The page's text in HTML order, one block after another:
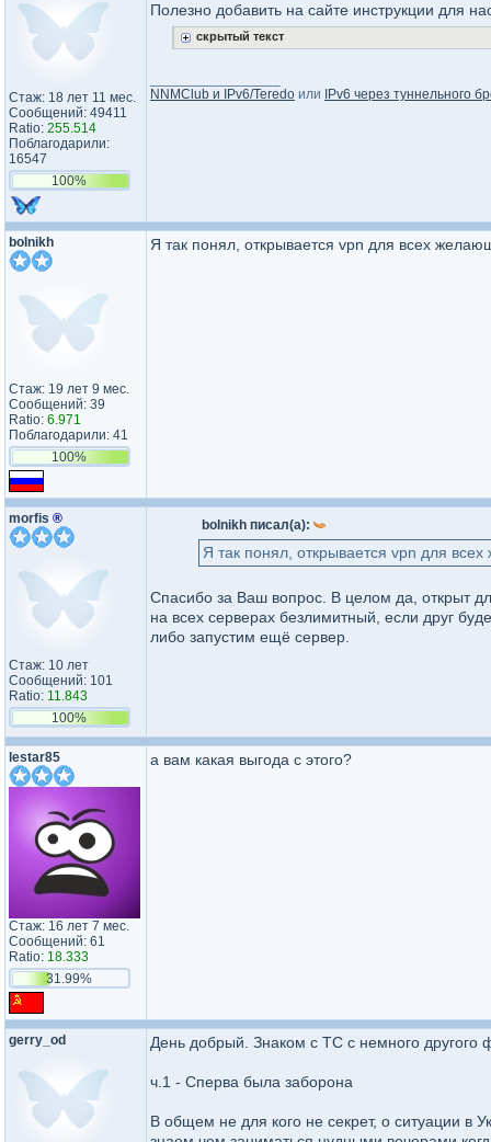
Стаж: 18 лет 11 мес.
Сообщений: 49411
Ratio: 255.514
Поблагодарили:
16547
100%
Полезно добавить на сайте инструкции для
скрытый текст
NNMClub и IPv6/Teredo или IPv6 через туннельного
bolnikh
Стаж: 19 лет 9 мес.
Сообщений: 39
Ratio: 6.971
Поблагодарили: 41
100%
Я так понял, открывается vpn для всех
morfis ®
Стаж: 10 лет
Сообщений: 101
Ratio: 11.843
100%
bolnikh писал(а):
Я так понял, открывается vpn для
Спасибо за Ваш вопрос. В целом да, открыт
на всех серверах безлимитный, если друг
либо запустим ещё сервер.
lestar85
Стаж: 16 лет 7 мес.
Сообщений: 61
Ratio: 18.333
31.99%
а вам какая выгода с этого?
gerry_od День добрый. Знаком с ТС с немного
ч.1 - Сперва была заборона
В общем не для кого не секрет, о ситуации в